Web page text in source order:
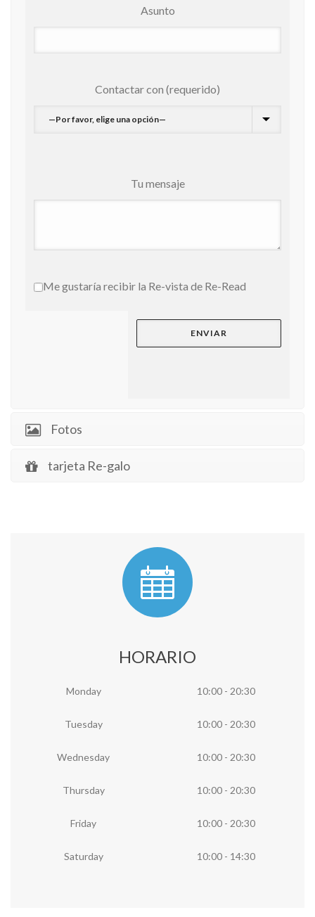
Asunto
Contactar con (requerido)
Tu mensaje
Me gustaría recibir la Re-vista de Re-Read
Fotos
tarjeta Re-galo
HORARIO
Monday 10:00 - 20:30
Tuesday 10:00 - 20:30
Wednesday 10:00 - 20:30
Thursday 10:00 - 20:30
Friday 10:00 - 20:30
Saturday 10:00 - 14:30